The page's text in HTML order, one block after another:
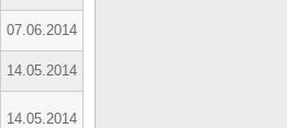
07.06.2014
14.05.2014
14.05.2014